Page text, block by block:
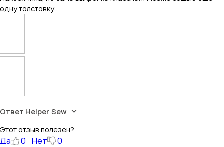
одну толстовку.
Ответ Helper Sew
Этот отзыв полезен?
Да 0 Нет 0